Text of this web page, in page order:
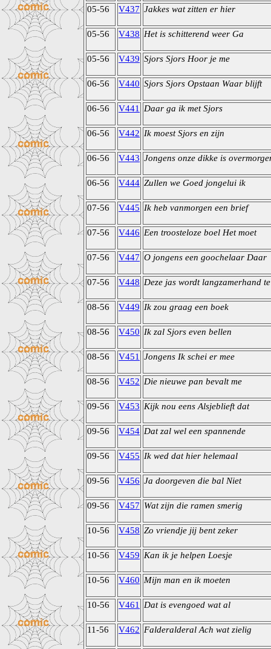
05-56
V437 Jakkes wat zitten er hier
05-56 V438 Het is schitterend weer Ga
05-56 V439 Sjors Sjors Hoor je me
06-56 V440 Sjors Sjors Opstaan Waar blijft
06-56 V441 Daar ga ik met Sjors
06-56 V442 Ik moest Sjors en zijn
06-56 V443 Jongens onze dikke is
06-56 V444 Zullen we Goed jongelui ik
07-56 V445 Ik heb vanmorgen een brief
07-56 V446 Een troosteloze boel Het moet
07-56 V447 O jongens een goochelaar Daar
07-56 V448 Deze jas wordt langzamerhand te
08-56 V449 Ik zou graag een boek
08-56 V450 Ik zal Sjors even bellen
08-56 V451 Jongens Ik schei er mee
08-56 V452 Die nieuwe pan bevalt me
09-56 V453 Kijk nou eens Alsjeblieft dat
09-56 V454 Dat zal wel een spannende
09-56 V455 Ik wed dat hier helemaal
09-56 V456 Ja doorgeven die bal Niet
09-56 V457 Wat zijn die ramen smerig
10-56 V458 Zo vriendje jij bent zeker
10-56 V459 Kan ik je helpen Loesje
10-56 V460 Mijn man en ik moeten
10-56 V461 Dat is evengoed wat al
11-56 V462 Falderalderal Ach wat zielig